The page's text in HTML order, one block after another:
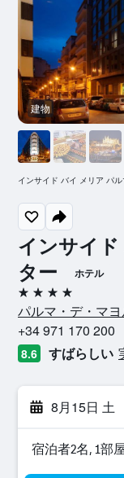
インサイ
ター
ホテル
4つ星
パルマ・デ・マヨ
+34 971 170 200
8.6 すばらしい
8月15日 土
宿泊者2名, 1​部
建物
インサイド バイ メリア パ